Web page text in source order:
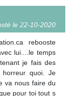
le 22-10-2020
rebooste
lui....le temps
je fais des
horreur quoi. Je
va nous faire du
pour toi tout s